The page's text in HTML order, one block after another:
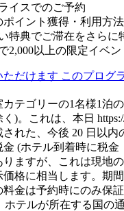
イスでのご予約
ポイント獲得・利用方法
特典でご滞在をさらに
2,000以上の限定イベ
ただけます このプログ
テゴリーの1名様1泊
)。これは、本日
れた、今後 20 日以内
(ホテル到着時に税金
りますが、これは現地
格に相当します。期
料金は予約時にのみ保
ホテルが所在する国の